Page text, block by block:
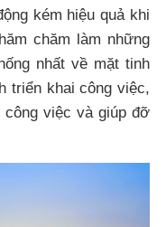
kém hiệu quả khi
chăm làm những
nhất về mặt tinh
triển khai công việc,
việc và giúp đỡ